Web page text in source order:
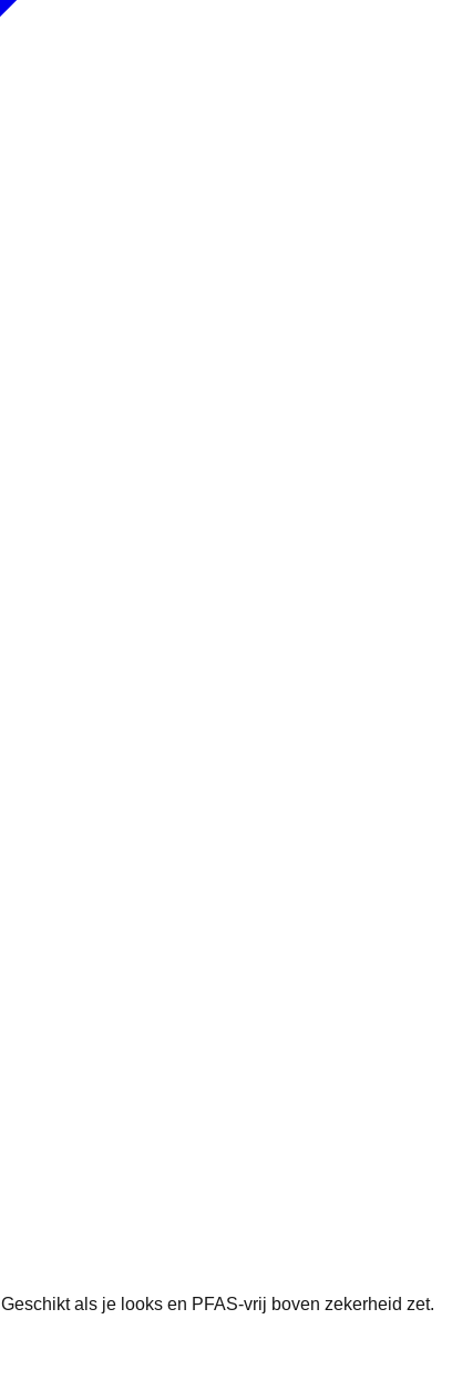
als je looks en PFAS-vrij boven zekerheid zet.